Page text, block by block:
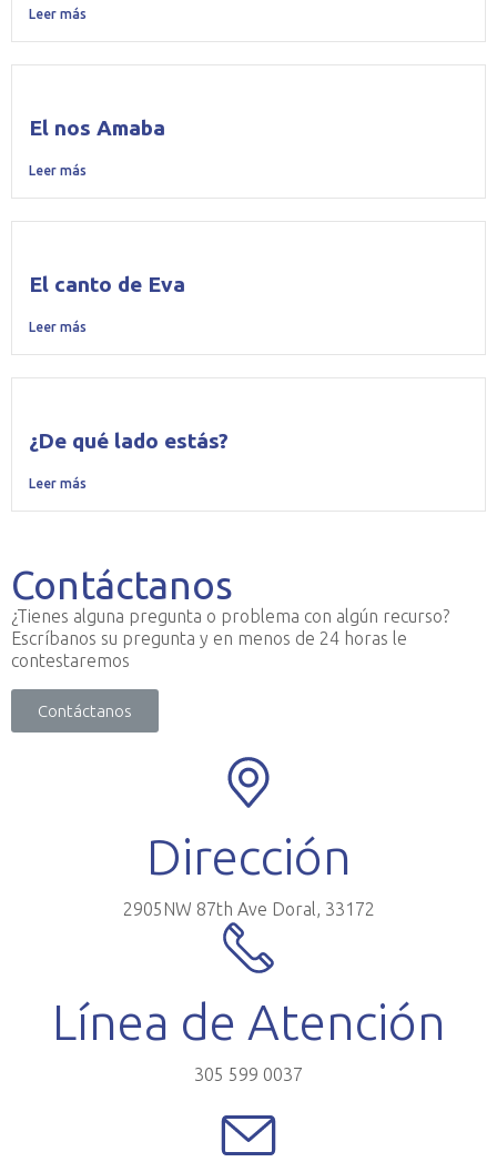
Leer más
El nos Amaba
Leer más
El canto de Eva
Leer más
¿De qué lado estás?
Leer más
Contáctanos
¿Tienes alguna pregunta o problema con algún recurso?
Escríbanos su pregunta y en menos de 24 horas le
contestaremos
Contáctanos
Dirección
2905NW 87th Ave Doral, 33172
Línea de Atención
305 599 0037